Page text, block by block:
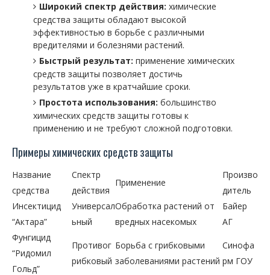
Широкий спектр действия: химические
средства защиты обладают высокой
эффективностью в борьбе с различными
вредителями и болезнями растений.
Быстрый результат: применение химических
средств защиты позволяет достичь
результатов уже в кратчайшие сроки.
Простота использования: большинство
химических средств защиты готовы к
применению и не требуют сложной подготовки.
Примеры химических средств защиты
Название
средства
Спектр
действия
Применение
Произво
дитель
Инсектицид
“Актара”
Универсал
ьный
Обработка растений от
вредных насекомых
Байер
АГ
Фунгицид
“Ридомил
Гольд”
Противог
рибковый
Борьба с грибковыми
заболеваниями растений
Синофа
рм ГОУ